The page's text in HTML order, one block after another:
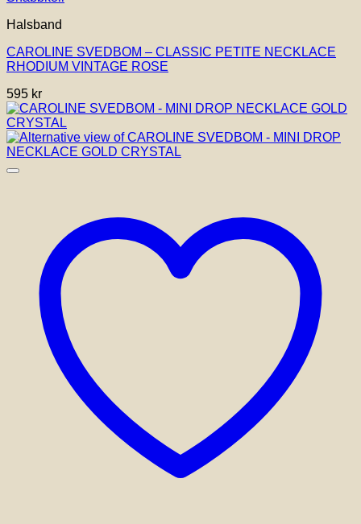
Halsband
CAROLINE SVEDBOM – CLASSIC PETITE NECKLACE
RHODIUM VINTAGE ROSE
595 kr